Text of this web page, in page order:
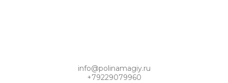
info@polinamagiy.ru
+79229079960